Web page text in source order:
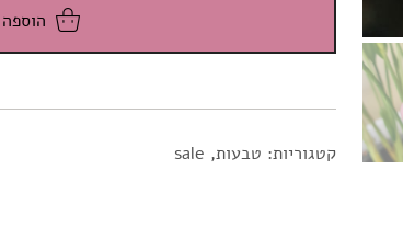
₪2,300.
₪2,000.
קטגוריות: טבעות,
sale